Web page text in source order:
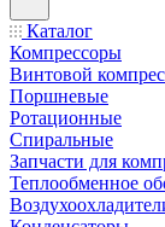
Каталог
Компрессоры
Винтовой
Поршневые
Ротационные
Спиральные
Запчасти для
Теплообменное